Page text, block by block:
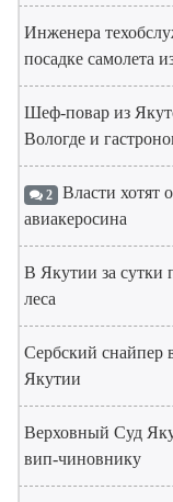
Инженера
посадке самолета
Шеф-повар из
Вологде и
2 Власти хотят
авиакеросина
В Якутии за сутки
леса
Сербский снайпер
Якутии
Верховный Суд
вип-чиновнику